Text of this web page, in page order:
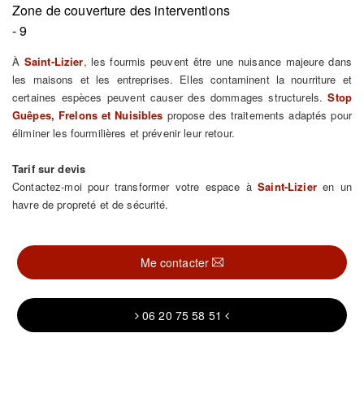
Zone de couverture des interventions
- 9
À Saint-Lizier, les fourmis peuvent être une nuisance majeure dans
les maisons et les entreprises. Elles contaminent la nourriture et
certaines espèces peuvent causer des dommages structurels.Stop
Guêpes, Frelons et Nuisibles propose des traitements adaptés pour
éliminer les fourmilières et prévenir leur retour.
Tarif sur devis
Contactez-moi pour transformer votre espace àSaint-Lizieren un
havre de propreté et de sécurité.
Me contacter
06 20 75 58 51